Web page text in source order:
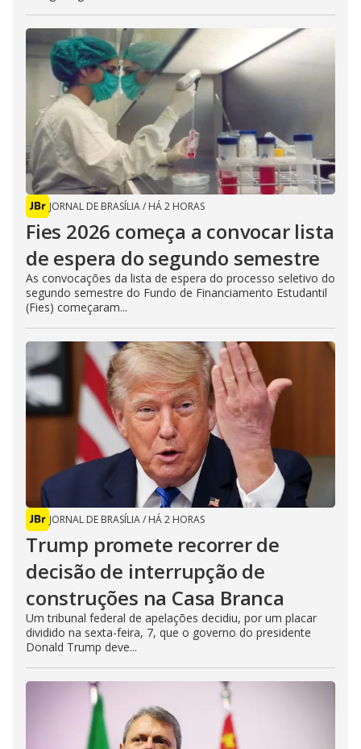
JORNAL DE BRASÍLIA/ HÁ 2 HORAS
Fies 2026 começa a convocar lista
de espera do segundo semestre
As convocações da lista de espera do processo seletivo do
segundo semestre do Fundo de Financiamento Estudantil
(Fies) começaram...
JORNAL DE BRASÍLIA/ HÁ 2 HORAS
Trump promete recorrer de
decisão de interrupção de
construções na Casa Branca
Um tribunal federal de apelações decidiu, por um placar
dividido na sexta-feira, 7, que o governo do presidente
Donald Trump deve...